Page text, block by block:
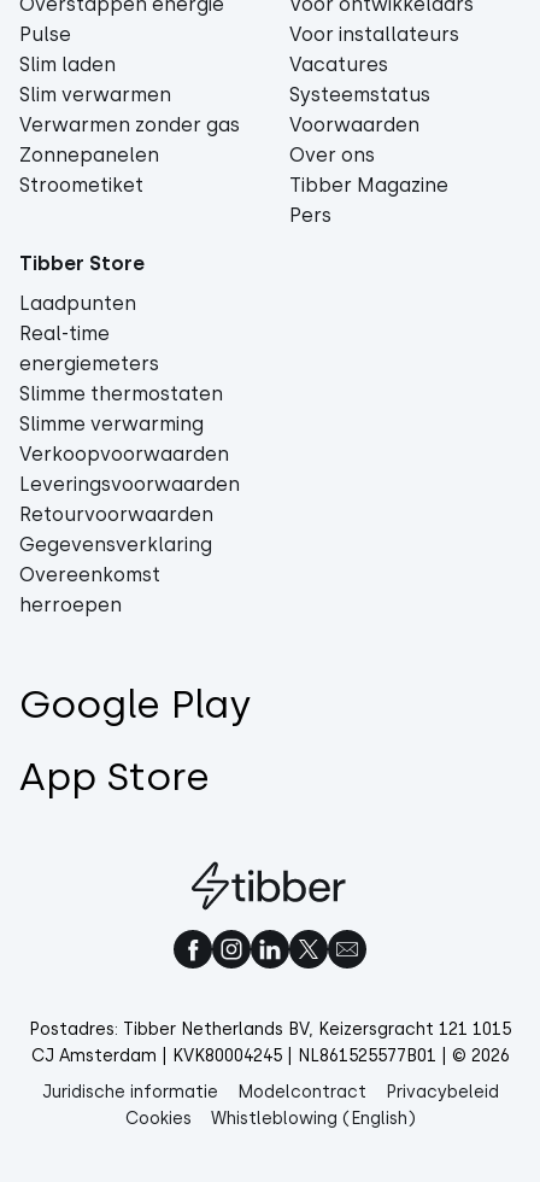
Overstappen energie
Pulse
Slim laden
Slim verwarmen
Verwarmen zonder gas
Zonnepanelen
Stroometiket
Voor ontwikkelaars
Voor installateurs
Vacatures
Systeemstatus
Voorwaarden
Over ons
Tibber Magazine
Pers
Tibber Store
Laadpunten
Real-time
energiemeters
Slimme thermostaten
Slimme verwarming
Verkoopvoorwaarden
Leveringsvoorwaarden
Retourvoorwaarden
Gegevensverklaring
Overeenkomst
herroepen
Google Play
App Store
Postadres: Tibber Netherlands BV, Keizersgracht 121 1015
CJ Amsterdam | KVK80004245 | NL861525577B01 | © 2026
Juridische informatie
Modelcontract
Privacybeleid
Cookies
Whistleblowing (English)